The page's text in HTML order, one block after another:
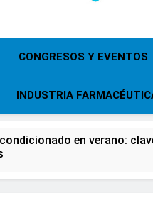
CONGRESOS Y EVENTOS
INDUSTRIA
en verano: